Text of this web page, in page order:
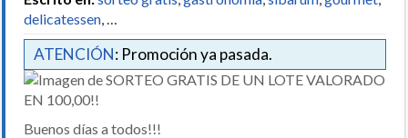
delicatessen, …
ATENCIÓN: Promoción ya pasada.
Buenos días a todos!!!